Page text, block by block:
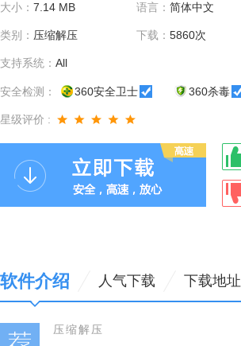
大小： 7.14 MB 语言： 简体中文
类别： 压缩解压 下载： 5860次
支持系统： All
安全检测： 360安全卫士 360杀毒
星级评价 :
软件介绍 人气下载 下载地址
压缩解压